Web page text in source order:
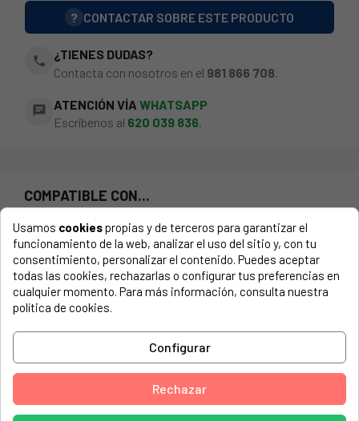
? CONTACTAR SOBRE ESTE PRODUCTO
phone
¿TIENES DUDAS?
Contacta con nosotros en el 981 866 708
chat ATENCIÓN VÍA WHATSAPP
Escríbenos al 620 039 836.
COMPATIBLE CON...
El número de modelo lo encontrarás en la etiqueta de tu
electrodoméstico. Suele estar formado por números y
letras.
Tirador frigorífico Lg 3650JA1169A, AED38939801
LG, GR-4590BW
Usamos cookiespropias y de terceros para garantizar el
funcionamiento de la web, analizar el uso del sitio y, con tu
consentimiento, personalizar el contenido. Puedes aceptar
todas las cookies, rechazarlas o configurar tus preferencias en
cualquier momento. Para más información, consulta nuestra
política de cookies.
Configurar
Rechazar